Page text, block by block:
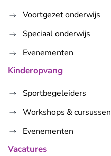
Voortgezet onderwijs
Speciaal onderwijs
Evenementen
Kinderopvang
Sportbegeleiders
Workshops & cursussen
Evenementen
Vacatures